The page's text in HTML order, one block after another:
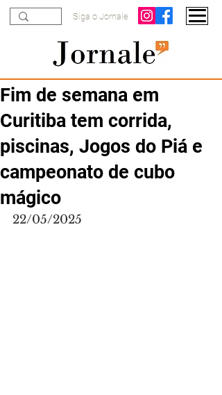
Siga o Jornale
Fim de semana em
Curitiba tem corrida,
piscinas, Jogos do Piá e
campeonato de cubo
mágico
22/05/2025